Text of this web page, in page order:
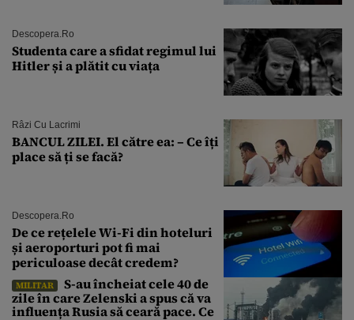
Descopera.ro
Studenta care a sfidat regimul lui
Hitler și a plătit cu viața
Râzi Cu Lacrimi
BANCUL ZILEI. El către ea: – Ce îți
place să ți se facă?
Descopera.ro
De ce rețelele Wi-Fi din hoteluri
și aeroporturi pot fi mai
periculoase decât credem?
MILITAR
S-au încheiat cele 40 de
zile în care Zelenski a spus că va
influența Rusia să ceară pace. Ce